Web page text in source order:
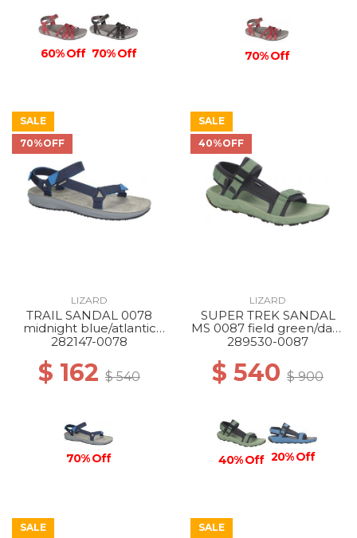
60% Off 70% Off 70% Off
SALE
70%OFF
LIZARD
TRAIL SANDAL 0078
midnight blue/atlantic
blue
282147-0078
$ 162 $ 540
70% Off
SALE
40%OFF
LIZARD
SUPER TREK SANDAL
MS 0087 field green/dark
grey
289530-0087
$ 540 $ 900
40% Off 20% Off
SALE
SALE